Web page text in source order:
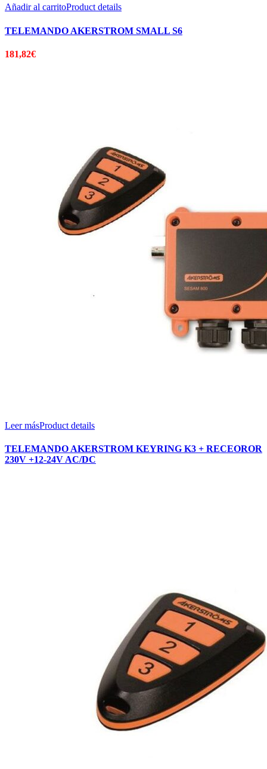
Añadir al carritoProduct details
TELEMANDO AKERSTROM SMALL S6
181,82€
Leer másProduct details
TELEMANDO AKERSTROM KEYRING K3 + RECEOROR
230V +12-24V AC/DC